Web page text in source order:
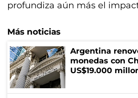
profundiza aún más el
Más noticias
Argentina
monedas con
US$19.000